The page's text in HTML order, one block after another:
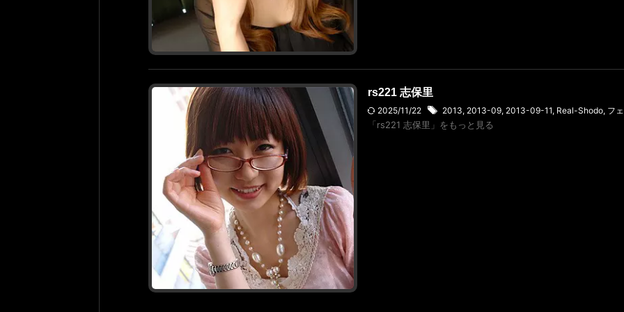
rs221 志保里
2025/11/22 2013, 2013-09, 2013-09-11, Real-Shodo, フ
「rs221 志保里」をもっと見る